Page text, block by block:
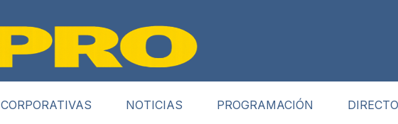
CORPORATIVAS NOTICIAS PROGRAMACIÓN